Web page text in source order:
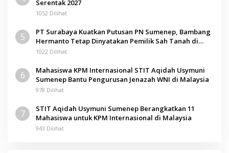
Serentak 2027
1052 Dilihat
5
PT Surabaya Kuatkan Putusan PN Sumenep, Bambang
Hermanto Tetap Dinyatakan Pemilik Sah Tanah di
Pamolokan
1022 Dilihat
6
Mahasiswa KPM Internasional STIT Aqidah Usymuni
Sumenep Bantu Pengurusan Jenazah WNI di Malaysia
978 Dilihat
7
STIT Aqidah Usymuni Sumenep Berangkatkan 11
Mahasiswa untuk KPM Internasional di Malaysia
943 Dilihat